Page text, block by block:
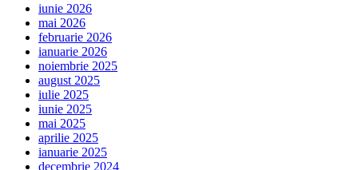
iunie 2026
mai 2026
februarie 2026
ianuarie 2026
noiembrie 2025
august 2025
iulie 2025
iunie 2025
mai 2025
aprilie 2025
ianuarie 2025
decembrie 2024